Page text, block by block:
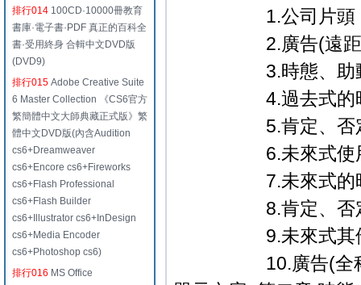
排行014 100CD·10000冊教育
書庫·電子書·PDF 真正的百科全
書·受用終身 合輯中文DVD版
(DVD9)
排行015 Adobe Creative Suite
6 Master Collection 《CS6官方
繁簡體中文大師典藏正式版》繁
體中文DVD版(內含Audition
cs6+Dreamweaver
cs6+Encore cs6+Fireworks
cs6+Flash Professional
cs6+Flash Builder
cs6+Illustrator cs6+InDesign
cs6+Media Encoder
cs6+Photoshop cs6)
排行016 MS Office
1.公司片頭．
2.廣告(遠距教
3.時態、助動
4.過去式的時
5.肯定、否定
6.未來式使用
7.未來式的時
8.肯定、否定
9.未來式其他
10.廣告(全科教